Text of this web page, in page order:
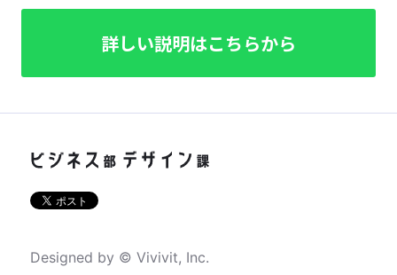
詳しい説明はこちらから
Designed by © Vivivit, Inc.